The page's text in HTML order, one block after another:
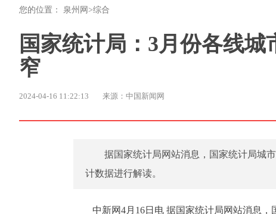
您的位置： 泉州网 >综合
国家统计局：3月份各线
窄
2024-04-16 11:22:13 来源：中国新闻网
据国家统计局网站消息，国家统计局城
计数据进行解读。
中新网4月16日电 据国家统计局网站消息